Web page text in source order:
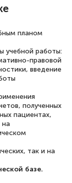
чётко и
планом
учебной работы:
правовой
введение
полученных
пациентах,
на
так и на
базе.